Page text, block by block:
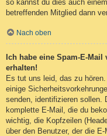
so kannst du dies auch
betreffenden Mitglied dann
Nach oben
Ich habe eine Spam-E-
erhalten!
Es tut uns leid, das zu
einige
senden, identifizieren sollen.
komplette E-Mail, die du
wichtig, die Kopfzeilen
über den Benutzer, der die